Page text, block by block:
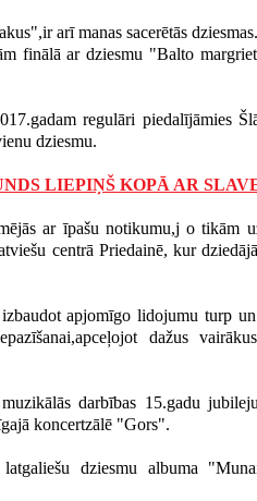
arī manas sacerētās dziesmas.
finālā ar dziesmu "Balto
regulāri piedalījāmies
dziesmu.
LIEPIŅŠ KOPĀ AR
ar īpašu notikumu,j o tikām
centrā Priedainē, kur
apjomīgo lidojumu turp
dažus
darbības 15.gadu
koncertzālē "Gors".
dziesmu albuma